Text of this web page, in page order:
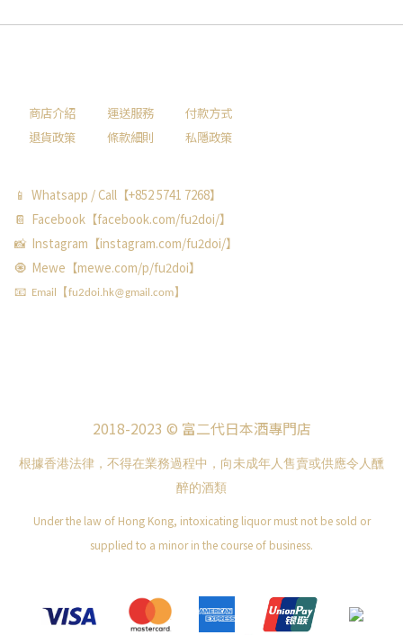
商店介紹 運送服務
付款方式
退貨政策
條款細則 私隱政策
📱 Whatsapp / Call【+852 5741 7268】
📔 Facebook【facebook.com/fu2doi/】
📸 Instagram【instagram.com/fu2doi/】
🧿 Mewe【mewe.com/p/fu2doi】
📧 Email【fu2doi.hk@gmail.com】
2018-2023 © 富二代日本酒專門店
根據香港法律，不得在業務過程中，向未成年人售賣或供應令人醺
醉的酒類
Under the law of Hong Kong, intoxicating liquor must not be sold or
supplied to a minor in the course of business.